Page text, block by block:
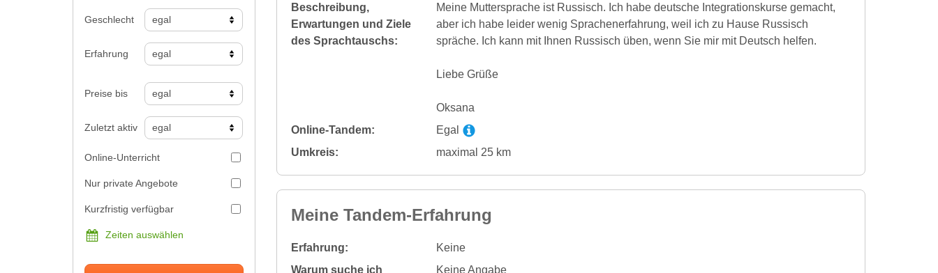
Geschlecht
Erfahrung
Preise bis
Zuletzt aktiv
Online-Unterricht
Nur private Angebote
Kurzfristig verfügbar
Zeiten auswählen
Beschreibung,
Erwartungen und Ziele
des Sprachtauschs:
Meine Muttersprache ist Russisch. Ich habe deutsche Integrationskurse gemacht,
aber ich habe leider wenig Sprachenerfahrung, weil ich zu Hause Russisch
spräche. Ich kann mit Ihnen Russisch üben, wenn Sie mir mit Deutsch helfen.
Liebe Grüße
Oksana
Online-Tandem:
Egal
Umkreis:
maximal 25 km
Meine Tandem-Erfahrung
Erfahrung:
Keine
Warum suche ich
Keine Angabe